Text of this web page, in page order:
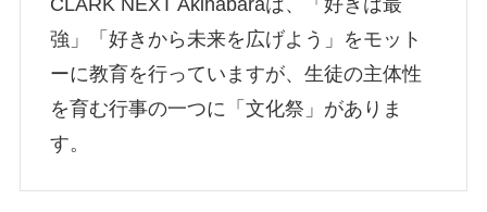
強」「好きから未来を広げよう」をモット
ーに教育を行っていますが、生徒の主体性
を育む行事の一つに「文化祭」がありま
す。